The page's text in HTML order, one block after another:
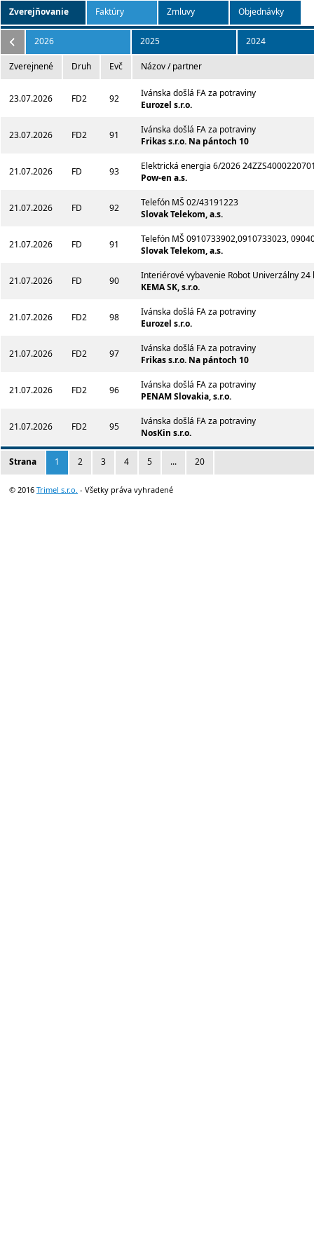
Zverejňovanie Faktúry Zmluvy Objednávky
2026 2025 2024
Zverejnené Druh Evč Názov / partner
23.07.2026 FD2 92
Ivánska došlá FA za potraviny
Eurozel s.r.o.
23.07.2026 FD2 91
Ivánska došlá FA za potraviny
Frikas s.r.o. Na pántoch 10
21.07.2026 FD 93
Elektrická energia 6/2026
Pow-en a.s.
21.07.2026 FD 92
Telefón MŠ 02/43191223
Slovak Telekom, a.s.
21.07.2026 FD 91
Telefón MŠ 0910733902,0910733023,
Slovak Telekom, a.s.
21.07.2026 FD 90
Interiérové vybavenie Robot Univerzálny 24
KEMA SK, s.r.o.
21.07.2026 FD2 98
Ivánska došlá FA za potraviny
Eurozel s.r.o.
21.07.2026 FD2 97
Ivánska došlá FA za potraviny
Frikas s.r.o. Na pántoch 10
21.07.2026 FD2 96
Ivánska došlá FA za potraviny
PENAM Slovakia, s.r.o.
21.07.2026 FD2 95
Ivánska došlá FA za potraviny
NosKin s.r.o.
Strana 1 2 3 4 5 ... 20
© 2016 Trimel s.r.o. - Všetky práva vyhradené